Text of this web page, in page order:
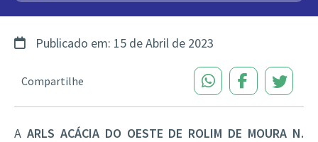
Publicado em: 15 de Abril de 2023
Compartilhe
A ARLS ACÁCIA DO OESTE DE ROLIM DE MOURA N.